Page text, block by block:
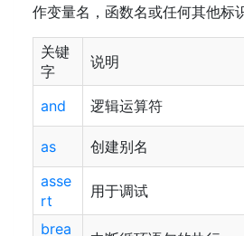
作变量名，函数名或任何其他标
关键
字
说明
and 逻辑运算符
as
创建别名
asse
rt
用于调试
brea